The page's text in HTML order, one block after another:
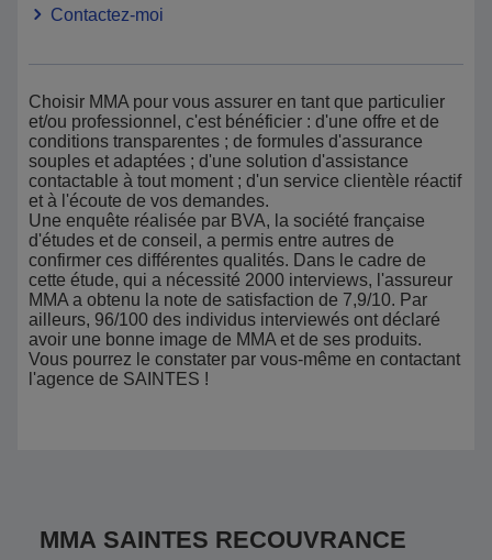
Contactez-moi
Choisir MMA pour vous assurer en tant que particulier
et/ou professionnel, c'est bénéficier : d'une offre et de
conditions transparentes ; de formules d'assurance
souples et adaptées ; d'une solution d'assistance
contactable à tout moment ; d'un service clientèle réactif
et à l'écoute de vos demandes.
Une enquête réalisée par BVA, la société française
d'études et de conseil, a permis entre autres de
confirmer ces différentes qualités. Dans le cadre de
cette étude, qui a nécessité 2000 interviews, l'assureur
MMA a obtenu la note de satisfaction de 7,9/10. Par
ailleurs, 96/100 des individus interviewés ont déclaré
avoir une bonne image de MMA et de ses produits.
Vous pourrez le constater par vous-même en contactant
l'agence de SAINTES !
MMA SAINTES RECOUVRANCE